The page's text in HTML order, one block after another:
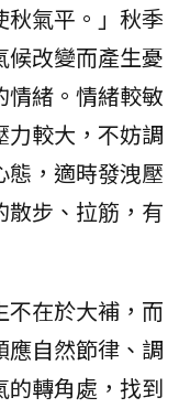
秋氣平。」秋季
候改變而產生憂
情緒。情緒較敏
力較大，不妨調
態，適時發洩壓
散步、拉筋，有
不在於大補，而
應自然節律、調
的轉角處，找到